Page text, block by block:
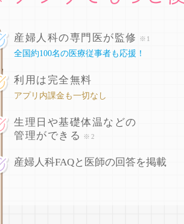
産婦人科の専門医が監修 ※1
全国約100名の医療従事者も応援！
利用は完全無料
アプリ内課金も一切なし
生理日や基礎体温などの
管理ができる
※2
産婦人科FAQと医師の回答を掲載